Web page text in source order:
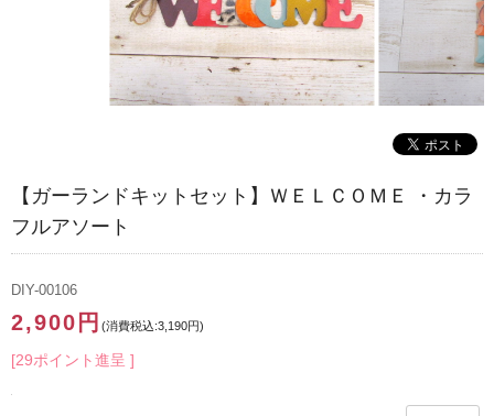
【ガーランドキットセット】ＷＥＬＣＯＭＥ ・カラ
フルアソート
DIY-00106
2,900円 (消費税込:3,190円)
[29ポイント進呈 ]